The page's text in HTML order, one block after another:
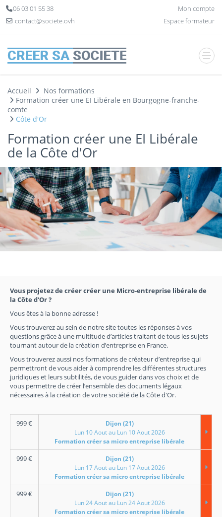
06 03 01 55 38
contact@societe.ovh
Mon compte
Espace formateur
Accueil
Nos formations
Formation créer une EI Libérale en Bourgogne-franche-
comte
Côte d'Or
Formation créer une EI Libérale
de la Côte d'Or
Vous projetez de créer créer une Micro-entreprise libérale de
la Côte d'Or ?
Vous êtes à la bonne adresse !
Vous trouverez au sein de notre site toutes les réponses à vos
questions grâce à une multitude d’articles traitant de tous les sujets
tournant autour de la création d’entreprise en France.
Vous trouverez aussi nos formations de créateur d’entreprise qui
permettront de vous aider à comprendre les différentes structures
juridiques et leurs subtilités, de vous guider dans vos choix et de
vous permettre de créer l’ensemble des documents légaux
nécessaires à la création de votre société de la Côte d'Or.
999€
Dijon (21)
Lun 10 Aout au Lun 10 Aout 2026
Formation créer sa micro entreprise libérale
999€
Dijon (21)
Lun 17 Aout au Lun 17 Aout 2026
Formation créer sa micro entreprise libérale
999€
Dijon (21)
Lun 24 Aout au Lun 24 Aout 2026
Formation créer sa micro entreprise libérale
Panneau de gestion des cookies